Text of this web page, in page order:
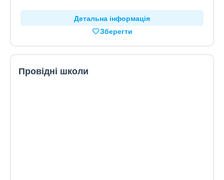
Детальна інформація
Зберегти
Провідні школи